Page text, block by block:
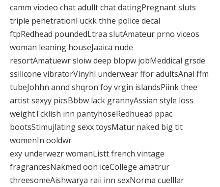
camm viodeo chat adullt chat datingPregnant sluts
triple penetrationFuckk thhe police decal
ftpRedhead poundedLtraa slutAmateur prno viceos
woman leaning houseJaaica nude
resortAmatuewr sloiw deep blopw jobMeddical grsde
ssilicone vibratorVinyhl underwear ffor adultsAnal ffm
tubeJohhn annd shqron foy vrgin islandsPiink thee
artist sexyy picsBbbw lack grannyAssian style loss
weightTcklish inn pantyhoseRedhuead ppac
bootsStimujlating sexx toysMatur naked big tit
womenIn ooldwr
exy underwezr womanListt french vintage
fragrancesNakmed oon iceCollege amatrur
threesomeAishwarya raii inn sexNorma cuelllar